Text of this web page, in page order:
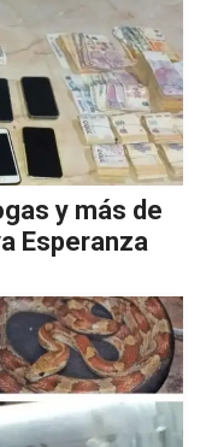
y más de
Esperanza